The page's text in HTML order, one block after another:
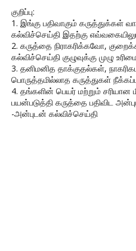
குறிப்பு:
1. இங்கு பதிவாகும் கருத்துக்கள்
கல்விச்செய்தி இதற்கு
2. கருத்தை நிராகரிக்கவோ,
கல்விச்செய்தி குழுவுக்கு முழு
3. தனிமனித தாக்குதல்கள்,
பொருத்தமில்லாத கருத்துகள்
4. தங்களின் பெயர் மற்றும்
பயன்படுத்தி கருத்தை பதிவிட
-அன்புடன் கல்விச்செய்தி